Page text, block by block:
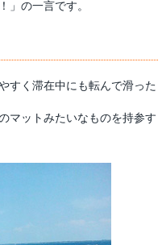
」の一言です。
すく滞在中にも転んで滑った
マットみたいなものを持参す